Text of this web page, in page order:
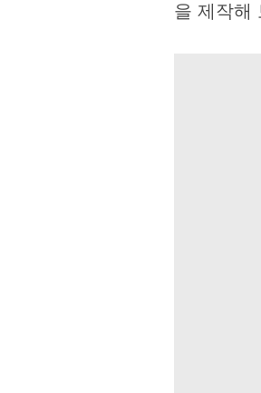
을 제작해